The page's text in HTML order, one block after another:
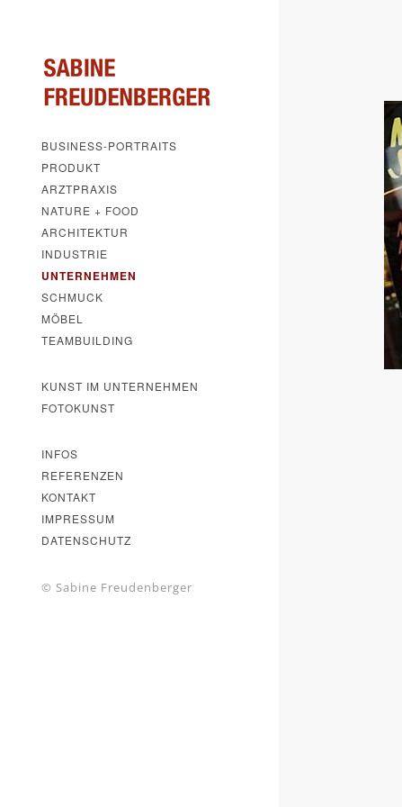
BUSINESS-PORTRAITS
PRODUKT
ARZTPRAXIS
NATURE + FOOD
ARCHITEKTUR
INDUSTRIE
UNTERNEHMEN
SCHMUCK
MÖBEL
TEAMBUILDING
KUNST IM UNTERNEHMEN
FOTOKUNST
INFOS
REFERENZEN
KONTAKT
IMPRESSUM
DATENSCHUTZ
© Sabine Freudenberger